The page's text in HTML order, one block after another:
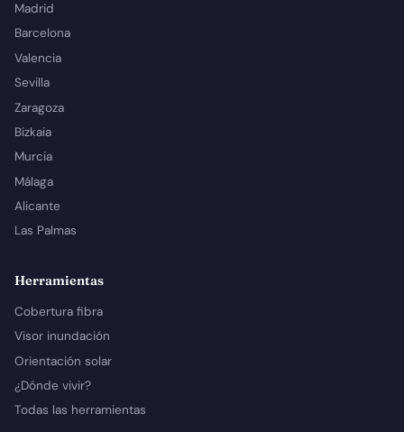
Madrid
Barcelona
Valencia
Sevilla
Zaragoza
Bizkaia
Murcia
Málaga
Alicante
Las Palmas
Herramientas
Cobertura fibra
Visor inundación
Orientación solar
¿Dónde vivir?
Todas las herramientas